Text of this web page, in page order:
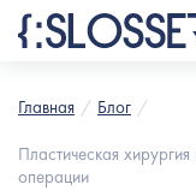
Главная
Блог
Пластическая
операции